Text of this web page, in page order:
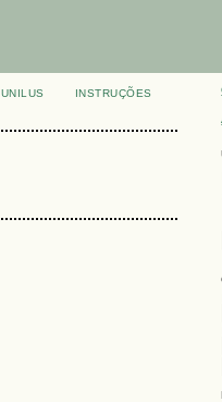
UNILUS
INSTRUÇÕES